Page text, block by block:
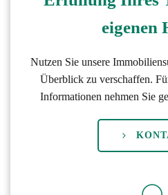
eigenen
Nutzen Sie unsere
Überblick zu verschaffen.
Informationen nehmen Sie